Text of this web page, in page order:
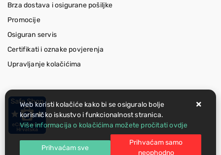
Brza dostava i osigurane pošiljke
Promocije
Osiguran servis
Certifikati i oznake povjerenja
Upravljanje kolačićima
Web koristi kolačiće kako bi se osiguralo bolje
korisničko iskustvo i funkcionalnost stranica.
Više informacija o kolačićima možete pročitati ovdje
Prihvaćam sve
Prihvaćam samo
neophodno